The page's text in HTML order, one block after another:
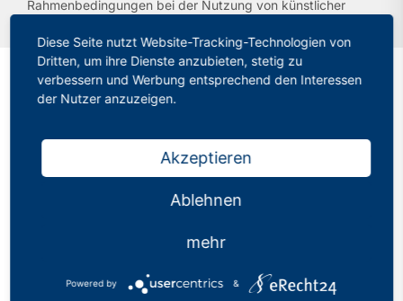
Rahmenbedingungen bei der Nutzung von künstlicher
Zum Thema „Rechtliche
Rahmenbedingungen bei
der Nutzung von
künstlicher Intelligenz
(KI) im Unterricht“
Diese Seite nutzt Website-Tracking-Technologien von
Dritten, um ihre Dienste anzubieten, stetig zu
verbessern und Werbung entsprechend den Interessen
der Nutzer anzuzeigen.
Akzeptieren
Ablehnen
mehr
Powered by &